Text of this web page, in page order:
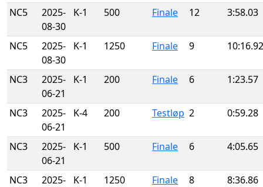
NC5
2025-
08-30
K-1 500 Finale 12 3:58.03
NC5
2025-
08-30
K-1 1250 Finale 9 10:16.92
NC3
2025-
06-21
K-1 200 Finale 6 1:23.57
NC3
2025-
06-21
K-4 200 Testløp 2 0:59.28
NC3
2025-
06-21
K-1 500 Finale 6 4:05.65
NC3
2025-
K-1 1250 Finale 8 8:36.86